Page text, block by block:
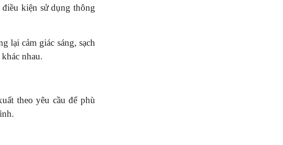
kiện sử dụng thông
lại cảm giác sáng, sạch
nhau.
theo yêu cầu để phù